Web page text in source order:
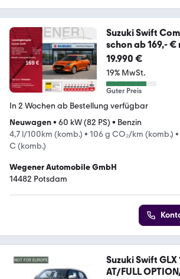
Suzuki Swift
schon ab 169,- €
19.990 €
19% MwSt.
Guter Preis
In 2 Wochen ab Bestellung verfügbar
Neuwagen• 60 kW (82 PS) • Benzin
4,7 l/100km (komb.) • 106 g CO₂/km (komb.) •
C (komb.)
Wegener Automobile GmbH
14482 Potsdam
Suzuki Swift GLX
AT/FULL